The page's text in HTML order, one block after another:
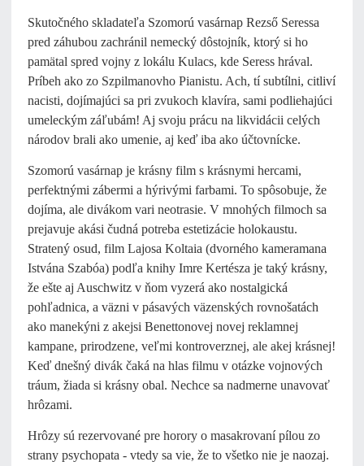
Skutočného skladateľa Szomorú vasárnap Rezső Seressa
pred záhubou zachránil nemecký dôstojník, ktorý si ho
pamätal spred vojny z lokálu Kulacs, kde Seress hrával.
Príbeh ako zo Szpilmanovho Pianistu. Ach, tí subtílni, citliví
nacisti, dojímajúci sa pri zvukoch klavíra, sami podliehajúci
umeleckým záľubám! Aj svoju prácu na likvidácii celých
národov brali ako umenie, aj keď iba ako účtovnícke.
Szomorú vasárnap je krásny film s krásnymi hercami,
perfektnými zábermi a hýrivými farbami. To spôsobuje, že
dojíma, ale divákom vari neotrasie. V mnohých filmoch sa
prejavuje akási čudná potreba estetizácie holokaustu.
Stratený osud, film Lajosa Koltaia (dvorného kameramana
Istvána Szabóa) podľa knihy Imre Kertésza je taký krásny,
že ešte aj Auschwitz v ňom vyzerá ako nostalgická
pohľadnica, a väzni v pásavých väzenských rovnošatách
ako manekýni z akejsi Benettonovej novej reklamnej
kampane, prirodzene, veľmi kontroverznej, ale akej krásnej!
Keď dnešný divák čaká na hlas filmu v otázke vojnových
tráum, žiada si krásny obal. Nechce sa nadmerne unavovať
hrôzami.
Hrôzy sú rezervované pre horory o masakrovaní pílou zo
strany psychopata - vtedy sa vie, že to všetko nie je naozaj.